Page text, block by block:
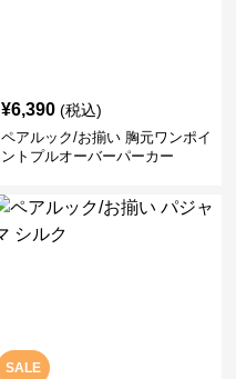
¥6,390 (税込)
ペアルック/お揃い 胸元ワンポイ
ントプルオーバーパーカー
SALE